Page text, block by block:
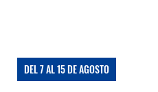
DEL 7 AL 15 DE AGOSTO